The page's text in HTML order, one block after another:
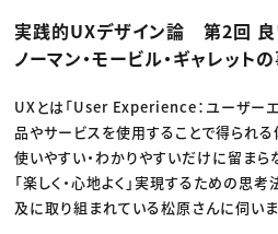
編集・ライティング
マーケティング
ディレクション
業界解説・キャリア事情
Webクリエイター
アプリクリエイター
ゲームクリエイター
映像クリエイター
クリエイターインタビュー
C＆R Magazine
セミナー
ニュース・トレンド トップ
Web
映像
ゲーム・エンタメ
広告
出版
CREATIVE VILLAGEからのお
実践的UXデザイン論 第2回
ノーマン・モービル・ギャレット
UXとは「User Experience：ユーザーエ
品やサービスを使用することで得られる
使いやすい・わかりやすいだけに留ま
「楽しく・心地よく」実現するための思
及に取り組まれている松原さんに伺いま